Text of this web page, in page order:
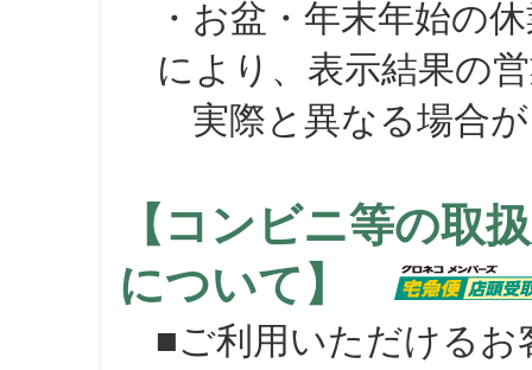
・お盆・年末年始の
により、表示結果の
実際と異なる場合が
【コンビニ等の取
について】
■ご利用いただけるお